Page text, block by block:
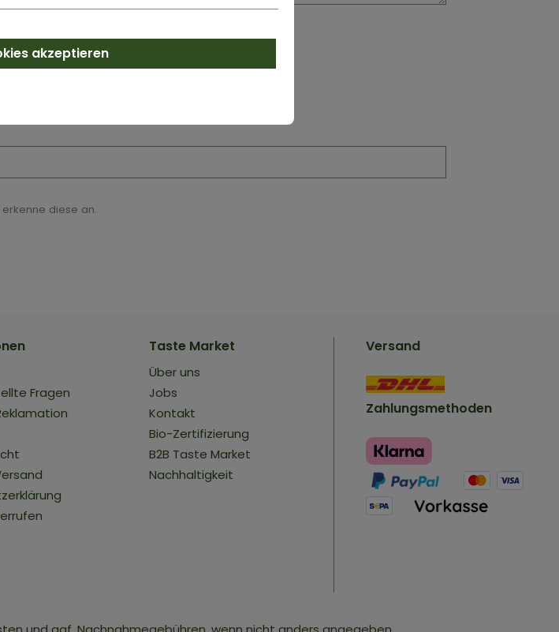
diese an.
Fragen
Taste Market
Über uns
Jobs
Kontakt
Bio-Zertifizierung
B2B Taste Market
Nachhaltigkeit
Versand
Zahlungsmethoden
akzeptieren